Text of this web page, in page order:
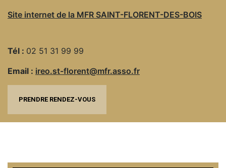
Site internet de la MFR SAINT-FLORENT-DES-BOIS
Tél : 02 51 31 99 99
Email : ireo.st-florent@mfr.asso.fr
PRENDRE RENDEZ-VOUS